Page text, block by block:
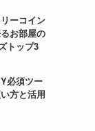
ーコイン
お部屋の
トップ3
必須ツー
方と活用